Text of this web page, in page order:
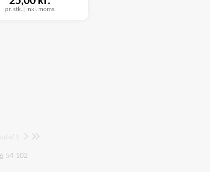
pr. stk. | inkl. moms
Side
ud af 1
54 102